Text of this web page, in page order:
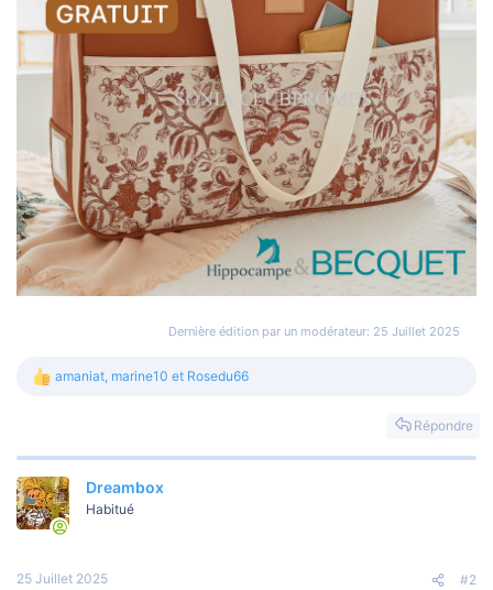
Dernière édition par un modérateur: 25 Juillet 2025
L
é
c
t
i
amaniat, marine10 et Rosedu66
Répondre
Dreambox
Habitué
25 Juillet 2025 #2